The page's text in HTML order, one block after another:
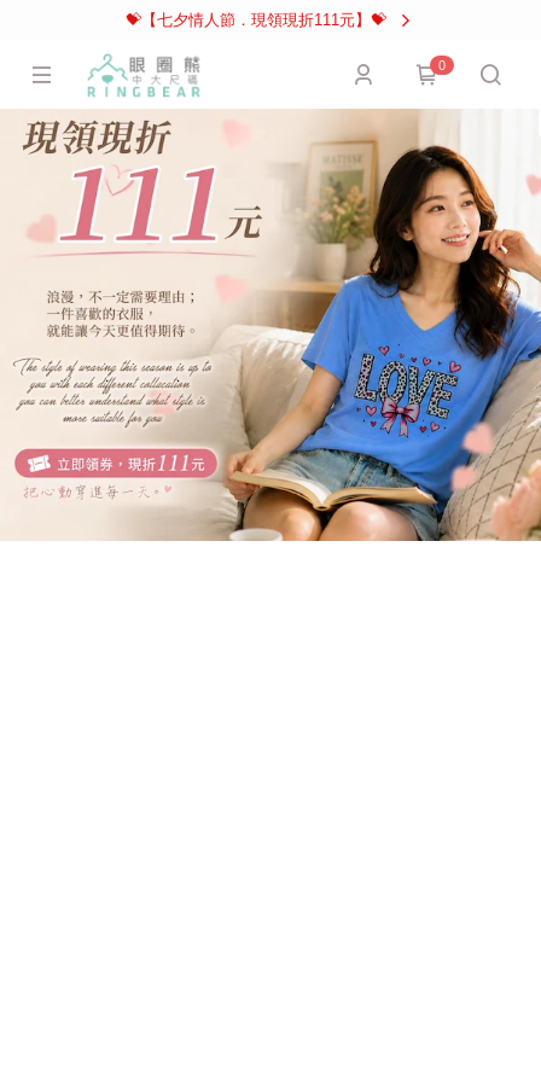
💝【七夕情人節．現領現折111元】💝
0